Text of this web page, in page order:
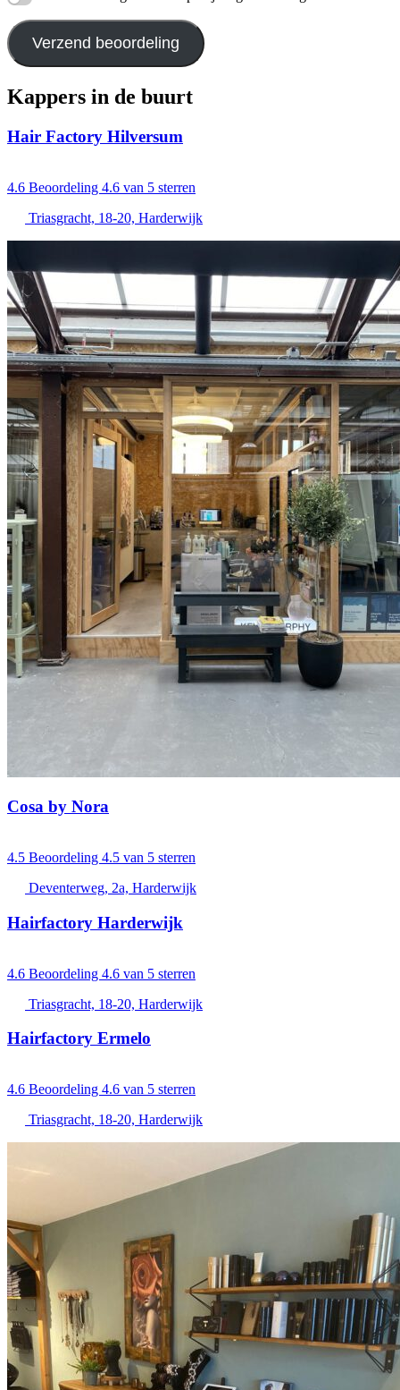
Verzend beoordeling
Kappers in de buurt
Hair Factory Hilversum
4.6 Beoordeling 4.6 van 5 sterren
Triasgracht, 18-20, Harderwijk
Cosa by Nora
4.5 Beoordeling 4.5 van 5 sterren
Deventerweg, 2a, Harderwijk
Hairfactory Harderwijk
4.6 Beoordeling 4.6 van 5 sterren
Triasgracht, 18-20, Harderwijk
Hairfactory Ermelo
4.6 Beoordeling 4.6 van 5 sterren
Triasgracht, 18-20, Harderwijk